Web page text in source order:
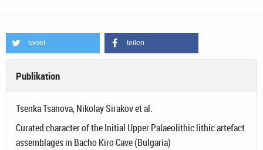
tweet teilen
Publikation
Tsenka Tsanova, Nikolay Sirakov et al.
Curated character of the Initial Upper Palaeolithic lithic artefact
assemblages in Bacho Kiro Cave (Bulgaria)